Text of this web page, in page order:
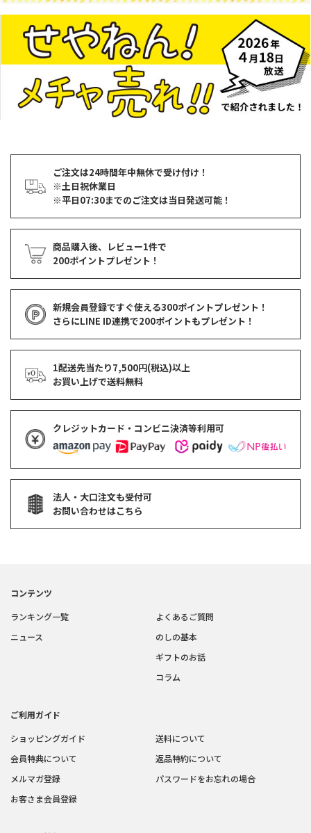
ご注文は24時間年中無休で受け付け！
※土日祝休業日
※平日07:30までのご注文は当日発送可能！
商品購入後、レビュー1件で
200ポイントプレゼント！
新規会員登録ですぐ使える300ポイントプレゼント！
さらにLINE ID連携で200ポイントもプレゼント！
1配送先当たり7,500円(税込)以上
お買い上げで送料無料
クレジットカード・コンビニ決済等利用可
法人・大口注文も受付可
お問い合わせはこちら
コンテンツ
ランキング一覧
ニュース
よくあるご質問
のしの基本
ギフトのお話
コラム
ご利用ガイド
ショッピングガイド
会員特典について
メルマガ登録
お客さま会員登録
送料について
返品特約について
パスワードをお忘れの場合